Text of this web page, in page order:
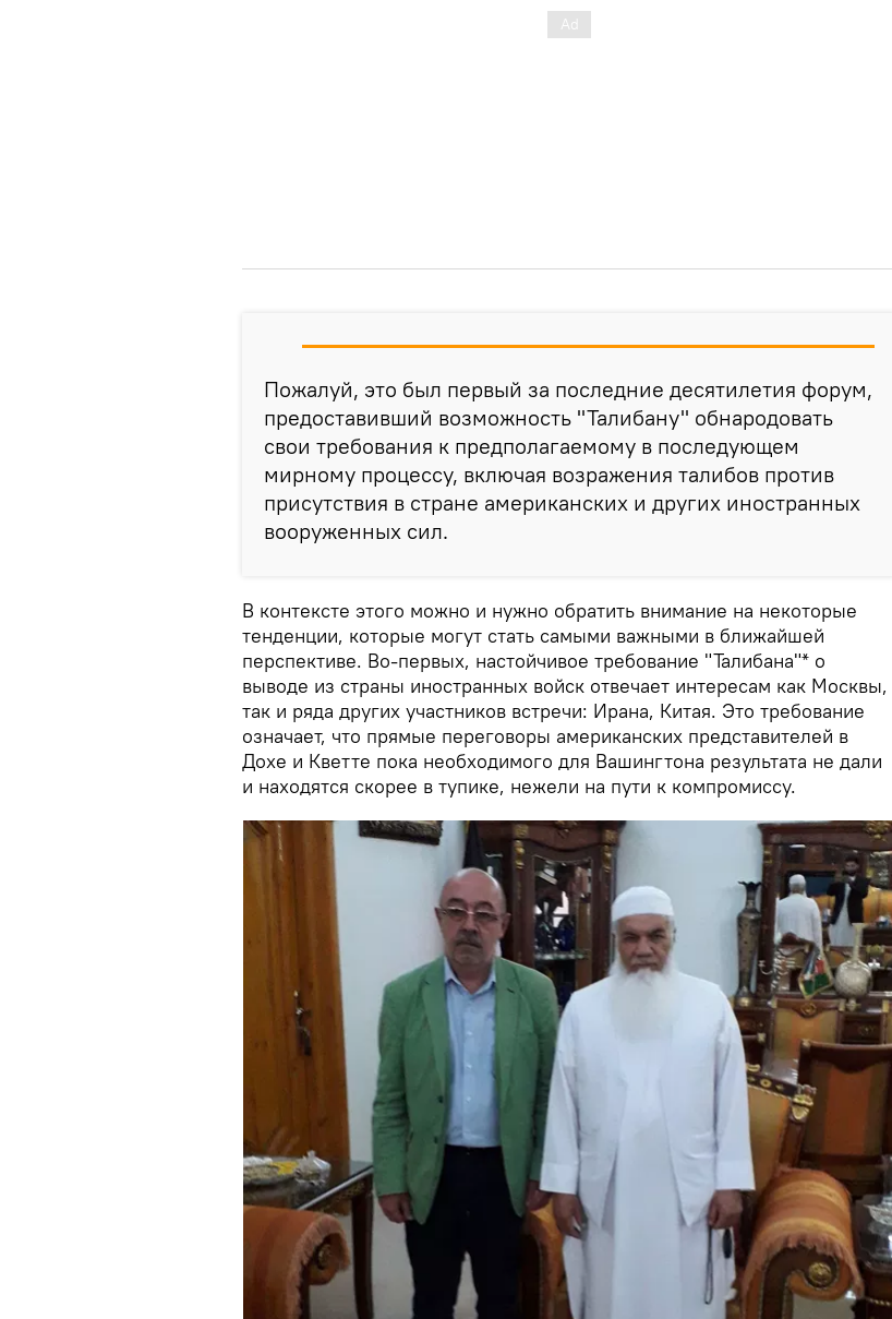
Пожалуй, это был первый за последние десятилетия форум,
предоставивший возможность "Талибану" обнародовать
свои требования к предполагаемому в последующем
мирному процессу, включая возражения талибов против
присутствия в стране американских и других иностранных
вооруженных сил.
В контексте этого можно и нужно обратить внимание на некоторые
тенденции, которые могут стать самыми важными в ближайшей
перспективе. Во-первых, настойчивое требование "Талибана"* о
выводе из страны иностранных войск отвечает интересам как Москвы,
так и ряда других участников встречи: Ирана, Китая. Это требование
означает, что прямые переговоры американских представителей в
Дохе и Кветте пока необходимого для Вашингтона результата не дали
и находятся скорее в тупике, нежели на пути к компромиссу.